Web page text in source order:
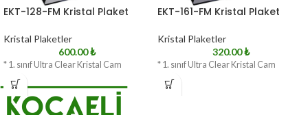
EKT-128-FM Kristal Plaket
Kristal Plaketler
600.00₺
* 1. sınıf Ultra Clear Kristal Cam
EKT-161-FM Kristal Plaket
Kristal Plaketler
320.00₺
* 1. sınıf Ultra Clear Kristal Cam